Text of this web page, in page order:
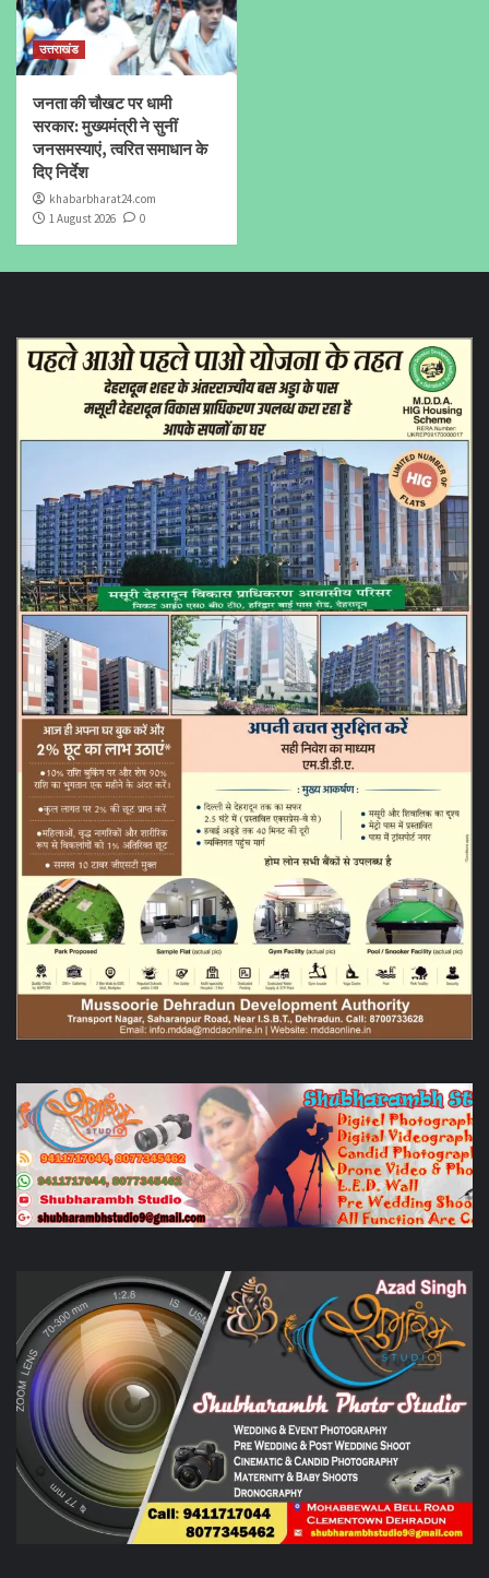
उत्तराखंड
जनता की चौखट पर धामी
सरकार: मुख्यमंत्री ने सुनीं
जनसमस्याएं, त्वरित समाधान के
दिए निर्देश
khabarbharat24.com
1 August 2026
0